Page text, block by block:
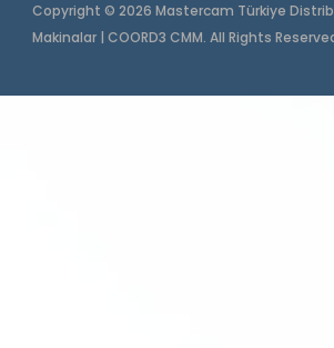
Copyright © 2026 Mastercam Türkiye
Makinalar | COORD3 CMM. All Rights